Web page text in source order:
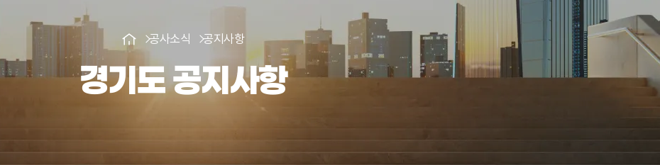
공사소식 공지사항
경기도 공지사항